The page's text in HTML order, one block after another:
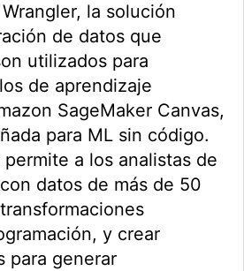
la solución
de datos que
utilizados para
de aprendizaje
SageMaker Canvas,
para ML sin código.
a los analistas de
datos de más de 50
y crear
para generar